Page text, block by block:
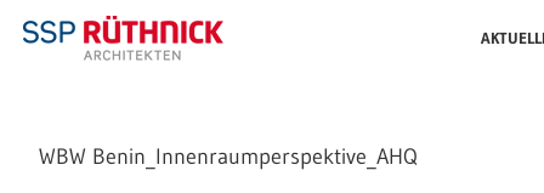
WBW Benin_Innenraumperspektive_AHQ